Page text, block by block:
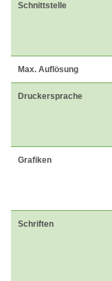
Schnittstelle
Max. Auflösung
Druckersprache
Grafiken
Schriften